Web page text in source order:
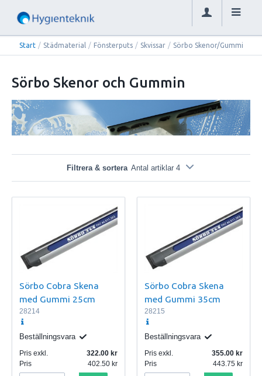
Start / Städmaterial / Fönsterputs / Skvissar / Sörbo Skenor/Gummi
Sörbo Skenor och Gummin
Filtrera & sortera Antal artiklar 4
Sörbo Cobra Skena
med Gummi 25cm
28214
Beställningsvara
Pris exkl.
322.00
Pris
402.50
Sörbo Cobra Skena
med Gummi 35cm
28215
Beställningsvara
Pris exkl.
355.00
Pris
443.75